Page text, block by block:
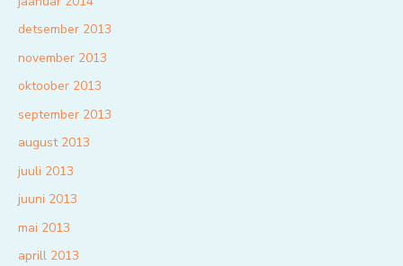
detsember 2013
november 2013
oktoober 2013
september 2013
august 2013
juuli 2013
juuni 2013
mai 2013
aprill 2013